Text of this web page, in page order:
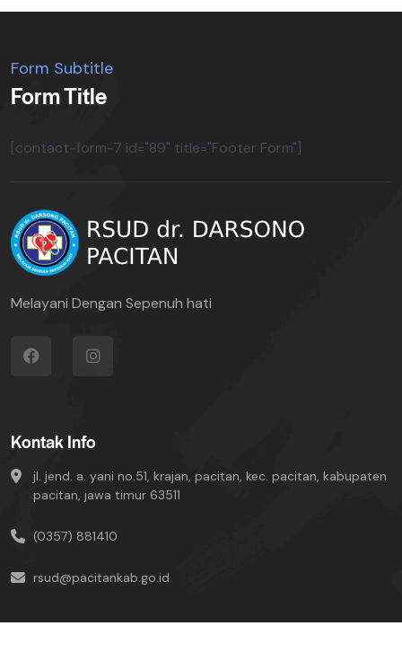
Form Subtitle
Form Title
[contact-form-7 id="89" title="Footer Form"]
Melayani Dengan Sepenuh hati
Kontak Info
jl. jend. a. yani no.51, krajan, pacitan, kec. pacitan, kabupaten
pacitan, jawa timur 63511
(0357) 881410
rsud@pacitankab.go.id